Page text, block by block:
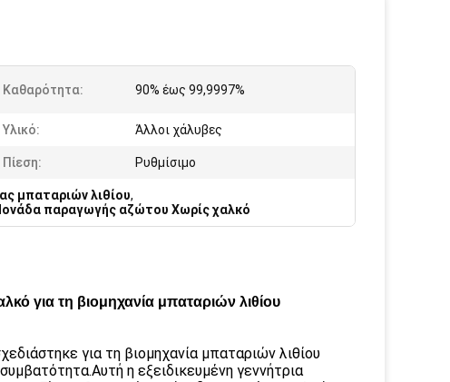
Καθαρότητα: 90% έως 99,9997%
Υλικό: Άλλοι χάλυβες
Πίεση: Ρυθμίσιμο
μπαταριών λιθίου,
παραγωγής αζώτου Χωρίς χαλκό
για τη βιομηχανία μπαταριών λιθίου
για τη βιομηχανία μπαταριών λιθίου
η εξειδικευμένη γεννήτρια